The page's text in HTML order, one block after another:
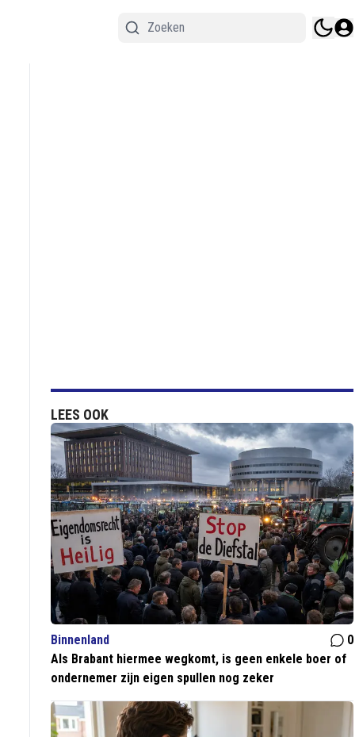
LEES OOK
Binnenland
0
Als Brabant hiermee wegkomt, is geen enkele boer of
ondernemer zijn eigen spullen nog zeker